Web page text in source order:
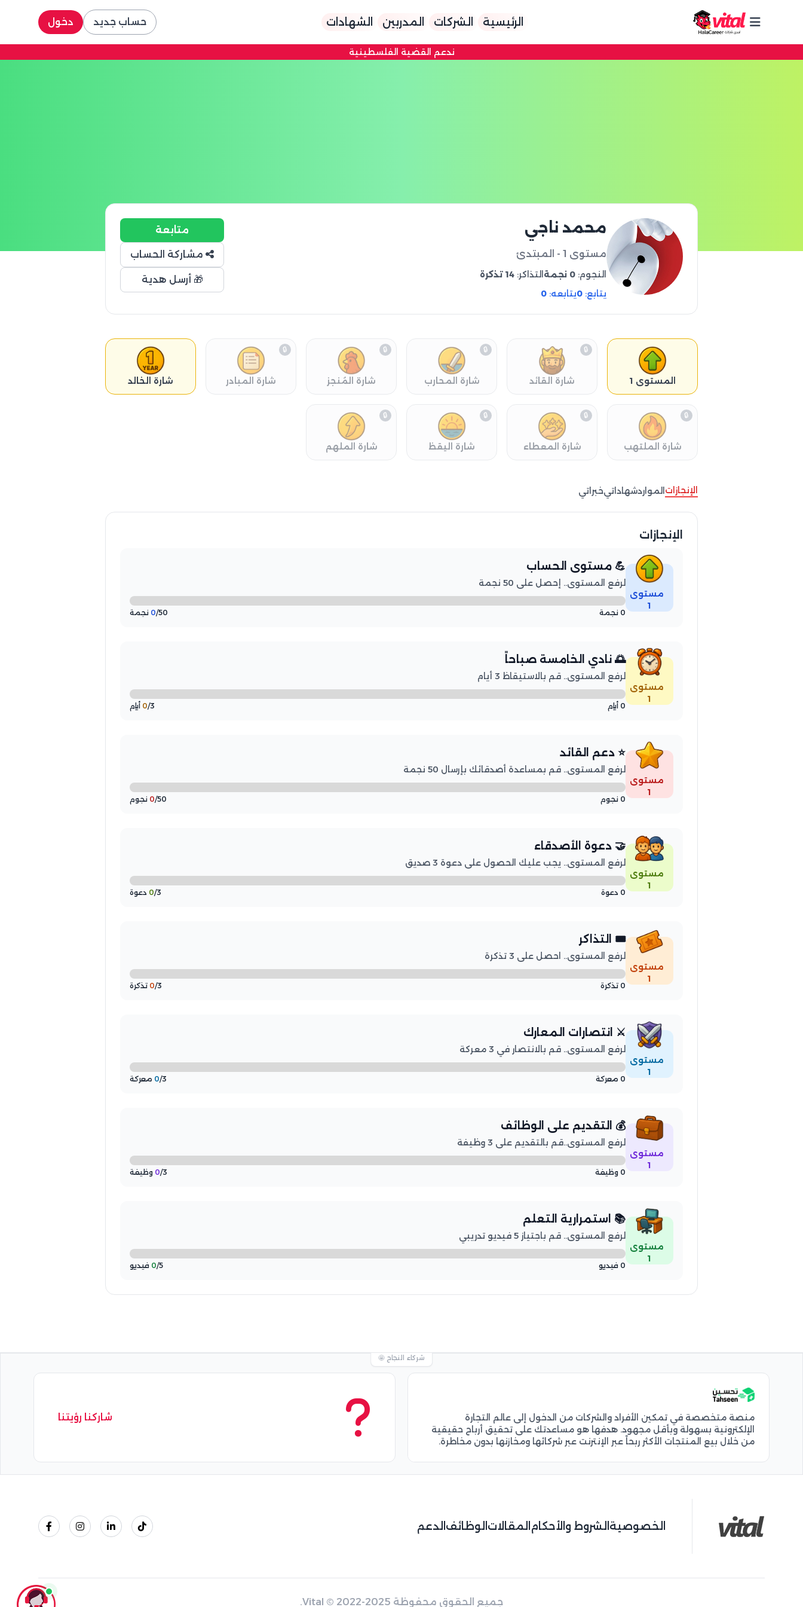
الرئيسية الشركات المدربين الشهادات حساب جديد دخول
ندعم القضية الفلسطينية
محمد ناجي
مستوى 1 - المبتدئ
النجوم: 0 نجمة التذاكر: 14 تذكرة
يتابع: 0يتابعه: 0
متابعة
مشاركة الحساب
🎁 أرسل هدية
المستوى 1 شارة القائد
🔒
شارة المحارب
🔒
شارة المُنجز
🔒
شارة المبادر
🔒
شارة الخالد
شارة الملتهب
🔒
شارة المعطاء
🔒
شارة اليقظ
🔒
شارة الملهم
🔒
الإنجازات المواردشهاداتيخبراتي
الإنجازات
مستوى
1
💪 مستوى الحساب
لرفع المستوى.. إحصل على 50 نجمة
0 نجمة 0/50 نجمة
مستوى
1
🌅 نادي الخامسة صباحاً
لرفع المستوى.. قم بالاستيقاظ 3 أيام
0 أيام 0/3 أيام
مستوى
1
⭐ دعم القائد
لرفع المستوى.. قم بمساعدة أصدقائك بإرسال 50 نجمة
0 نجوم 0/50 نجوم
مستوى
1
🤝 دعوة الأصدقاء
لرفع المستوى.. يجب عليك الحصول على دعوة 3 صديق
0 دعوة 0/3 دعوة
مستوى
1
🎟️ التذاكر
لرفع المستوى.. احصل على 3 تذكرة
0 تذكرة 0/3 تذكرة
مستوى
1
⚔️ انتصارات المعارك
لرفع المستوى.. قم بالانتصار في 3 معركة
0 معركة 0/3 معركة
مستوى
1
💰 التقديم على الوظائف
لرفع المستوى..قم بالتقديم على 3 وظيفة
0 وظيفة 0/3 وظيفة
مستوى
1
📚 استمرارية التعلم
لرفع المستوى.. قم باجتياز 5 فيديو تدريبي
0 فيديو 0/5 فيديو
شركاء النجاح 🤩
منصة متخصصة في تمكين الأفراد والشركات من الدخول إلى عالم التجارة
الإلكترونية بسهولة وبأقل مجهود. هدفها هو مساعدتك على تحقيق أرباح حقيقية
من خلال بيع المنتجات الأكثر ربحاً عبر الإنترنت عبر شركائها ومخازنها بدون مخاطرة.
شاركنا رؤيتنا
الخصوصية الشروط والأحكام المقالات الوظائف الدعم
جميع الحقوق محفوظة Vital © 2022-2025.